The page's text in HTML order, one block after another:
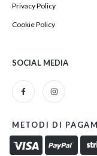
Privacy Policy
Cookie Policy
SOCIAL MEDIA
METODI DI